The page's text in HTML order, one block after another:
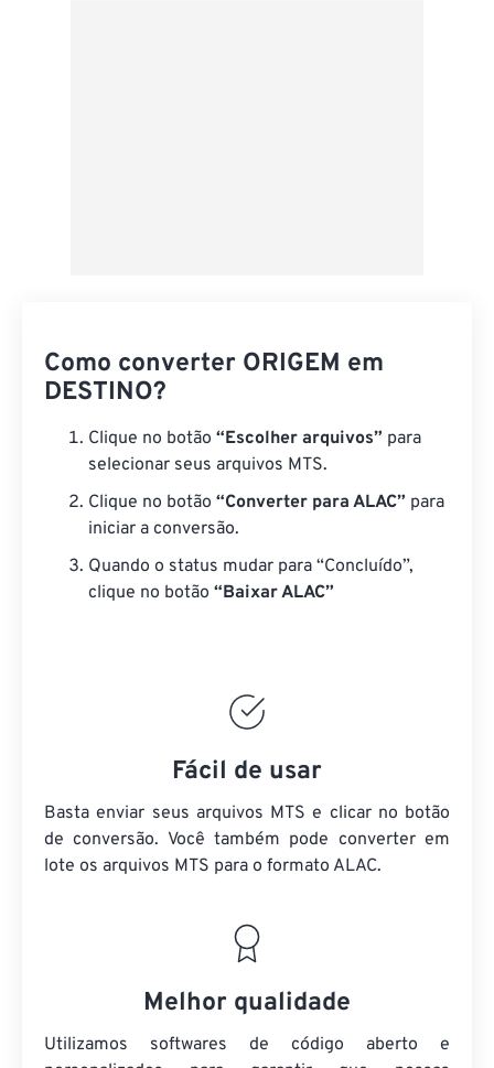
Como converter ORIGEM em
DESTINO?
Clique no botão “Escolher arquivos” para
selecionar seus arquivos MTS.
Clique no botão “Converter para ALAC” para
iniciar a conversão.
Quando o status mudar para “Concluído”,
clique no botão “Baixar ALAC”
Fácil de usar
Basta enviar seus arquivos MTS e clicar no botão
de conversão. Você também pode converter em
lote os arquivos MTS para o formato ALAC.
Melhor qualidade
Utilizamos softwares de código aberto e